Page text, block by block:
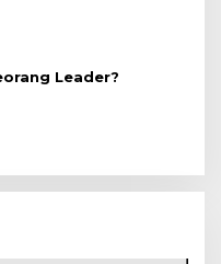
Leader?